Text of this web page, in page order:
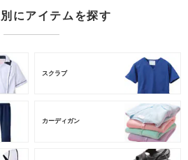
にアイテムを探す
スクラブ
カーディガン